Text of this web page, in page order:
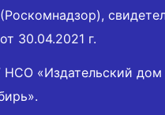
30.04.2021 г.
НСО «Издательский дом